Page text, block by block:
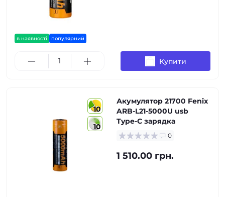
в наявності популярний
Купити
10
10
Акумулятор 21700 Fenix
ARB-L21-5000U usb
Type-C зарядка
0
1 510.00 грн.